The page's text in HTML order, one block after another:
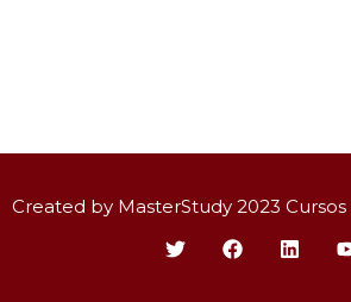
Created by MasterStudy 2023